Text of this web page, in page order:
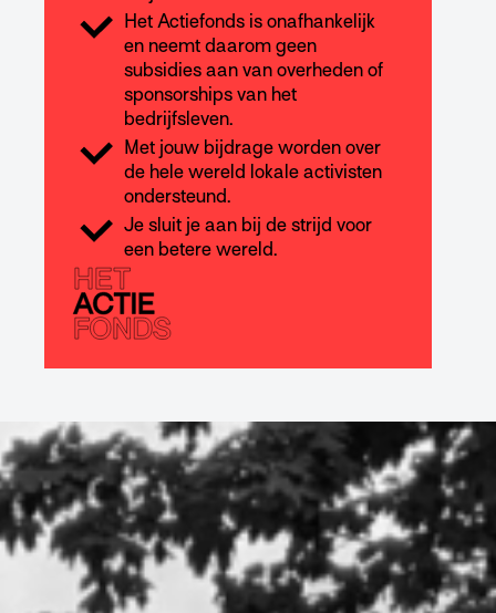
Het Actiefonds is onafhankelijk
en neemt daarom geen
subsidies aan van overheden of
sponsorships van het
bedrijfsleven.
Met jouw bijdrage worden over
de hele wereld lokale activisten
ondersteund.
Je sluit je aan bij de strijd voor
een betere wereld.